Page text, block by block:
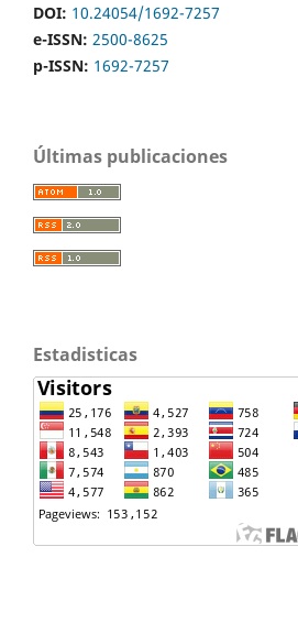
DOI: 10.24054/1692-7257
e-ISSN: 2500-8625
p-ISSN: 1692-7257
Últimas publicaciones
Estadisticas